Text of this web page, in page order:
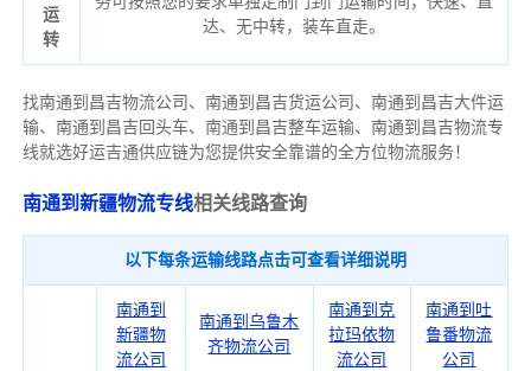
运
转
达、无中转，装车直走。
找南通到昌吉物流公司、南通到昌吉货运公司、南通到昌吉大件运
输、南通到昌吉回头车、南通到昌吉整车运输、南通到昌吉物流专
线就选好运吉通供应链为您提供安全靠谱的全方位物流服务！
南通到新疆物流专线相关线路查询
以下每条运输线路点击可查看详细说明
南通到
新疆物
流公司
南通到乌鲁木
齐物流公司
南通到克
拉玛依物
流公司
南通到吐
鲁番物流
公司